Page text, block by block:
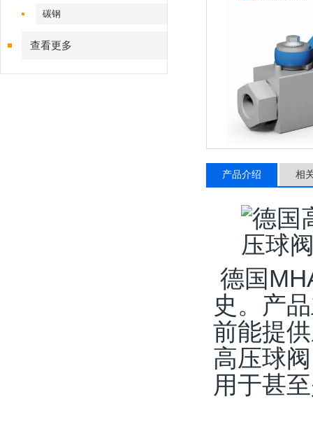
碳钢
查看更多
产品介绍 相
德国
史。产
前能提
高压球
用于甚